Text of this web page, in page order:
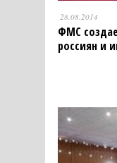
28.08.2014
ФМС
россиян и